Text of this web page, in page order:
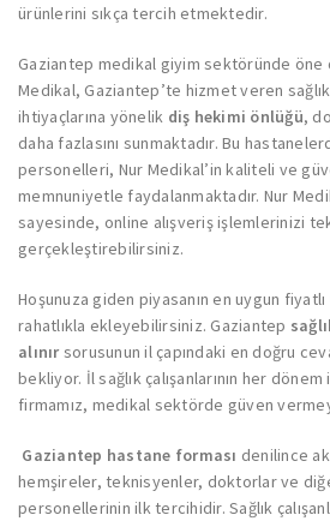
ürünlerini sıkça tercih etmektedir.
Gaziantep medikal giyim sektöründe öne
Medikal, Gaziantep’te hizmet veren
ihtiyaçlarına yönelik diş hekimi önlüğü,
daha fazlasını sunmaktadır. Bu
personelleri, Nur Medikal’in kaliteli ve
memnuniyetle faydalanmaktadır. Nur
sayesinde, online alışveriş işlemlerinizi
gerçekleştirebilirsiniz.
Hoşunuza giden piyasanın en uygun
rahatlıkla ekleyebilirsiniz. Gaziantep
alınırsorusunun il çapındaki en doğru
bekliyor. İl sağlık çalışanlarının her
firmamız, medikal sektörde güven
Gaziantep hastane forması denilince
hemşireler, teknisyenler, doktorlar ve
personellerinin ilk tercihidir. Sağlık